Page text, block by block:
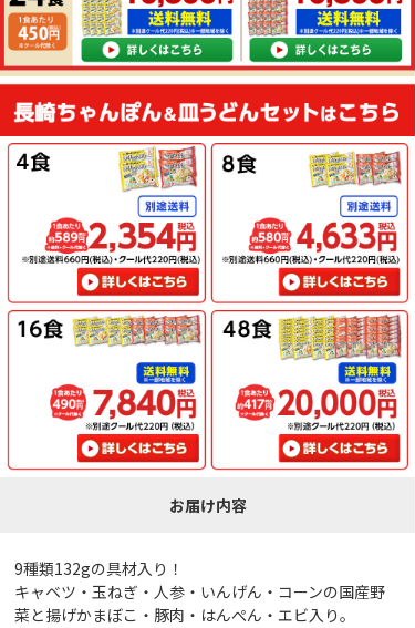
お届け内容
9種類132gの具材入り！
キャベツ・玉ねぎ・人参・いんげん・コーンの国産野
菜と揚げかまぼこ・豚肉・はんぺん・エビ入り。